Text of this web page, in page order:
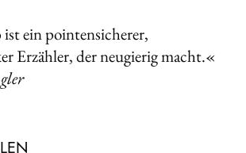
ein pointensicherer,
Erzähler, der neugierig macht.«